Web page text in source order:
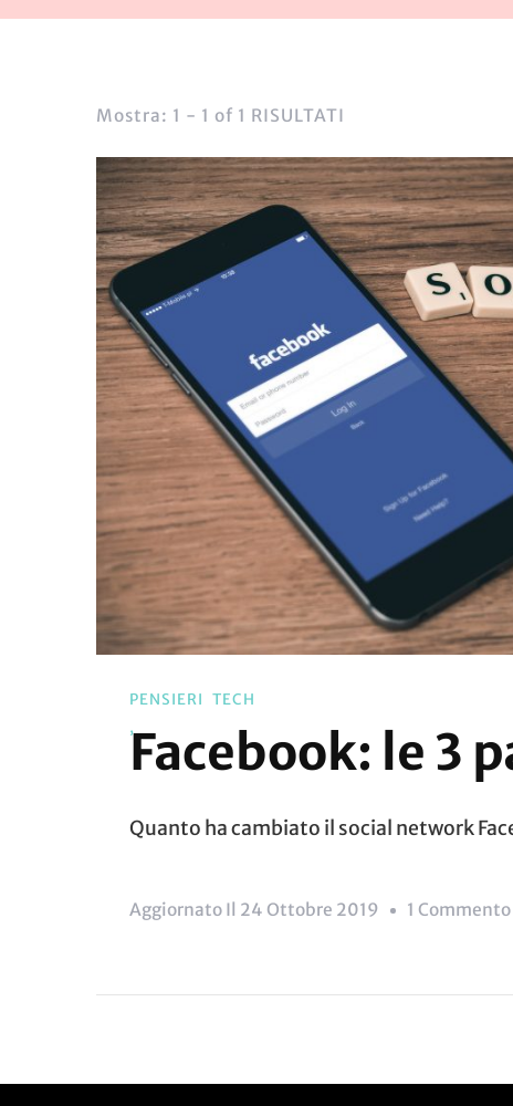
Mostra: 1 - 1 of 1 RISULTATI
PENSIERI TECH
Facebook: le 3
Quanto ha cambiato il social network
Aggiornato Il 24 Ottobre 2019 1 Commento